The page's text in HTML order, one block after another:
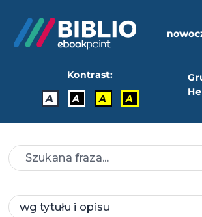
Kontrast:
A
A A A